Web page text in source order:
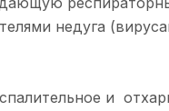
недуга
и